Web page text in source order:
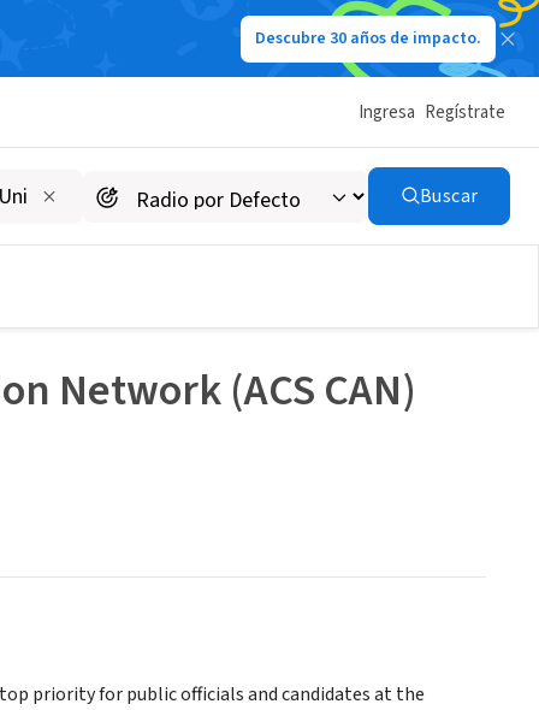
Descubre 30 años de impacto.
Ingresa Regístrate
Buscar
Network (ACS CAN)
top priority for public officials and candidates at the